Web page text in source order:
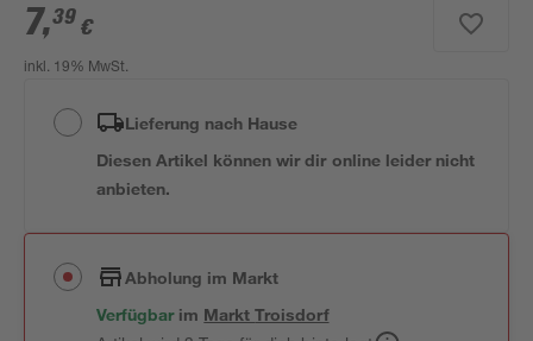
7,39 €
inkl. 19% MwSt.
Lieferung nach Hause
Diesen Artikel können wir dir online leider nicht
anbieten.
Abholung im Markt
Verfügbar im MarktTroisdorf